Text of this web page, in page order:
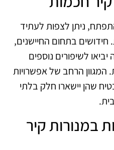
ניתן לצפות לעתיד
חידושים בתחום החיישנים,
לשיפורים נוספים
המגוון הרחב של אפשרויות
שהן יישארו חלק בלתי
במנורות קיר